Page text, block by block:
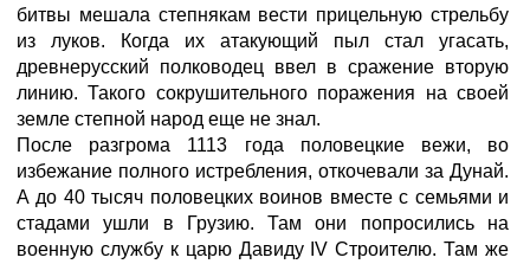
битвы мешала степнякам вести прицельную стрельбу
из луков. Когда их атакующий пыл стал угасать,
древнерусский полководец ввел в сражение вторую
линию. Такого сокрушительного поражения на своей
земле степной народ еще не знал.
После разгрома 1113 года половецкие вежи, во
избежание полного истребления, откочевали за Дунай.
А до 40 тысяч половецких воинов вместе с семьями и
стадами ушли в Грузию. Там они попросились на
военную службу к царю Давиду IV Строителю. Там же